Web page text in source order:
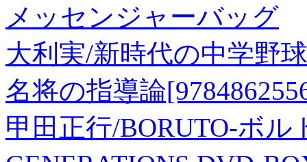
メッセンジャーバッグ
大利実/新時代の中学野
名将の指導論
甲田正行/BORUTO-ボル